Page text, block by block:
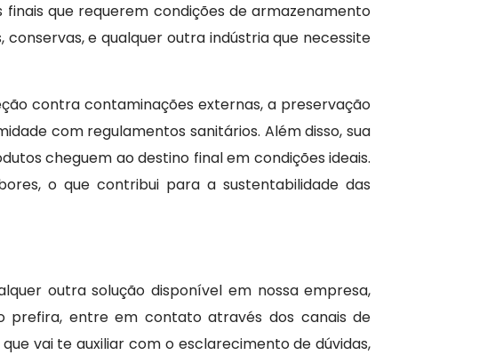
que requerem condições de armazenamento
e qualquer outra indústria que necessite
contra contaminações externas, a preservação
com regulamentos sanitários. Além disso, sua
cheguem ao destino final em condições ideais.
o que contribui para a sustentabilidade das
outra solução disponível em nossa empresa,
prefira, entre em contato através dos canais de
vai te auxiliar com o esclarecimento de dúvidas,